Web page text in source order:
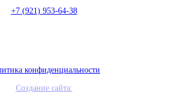
+7 (921) 953-64-38
конфиденциальности
Создание сайта: